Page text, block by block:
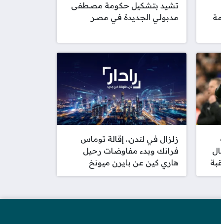
تشيد بتشكيل حكومة مصطفى
مدبولي الجديدة في مصر
زلزال في لندن.. إقالة توماس
فرانك وبدء مفاوضات رحيل
هاري كين عن بايرن ميونخ